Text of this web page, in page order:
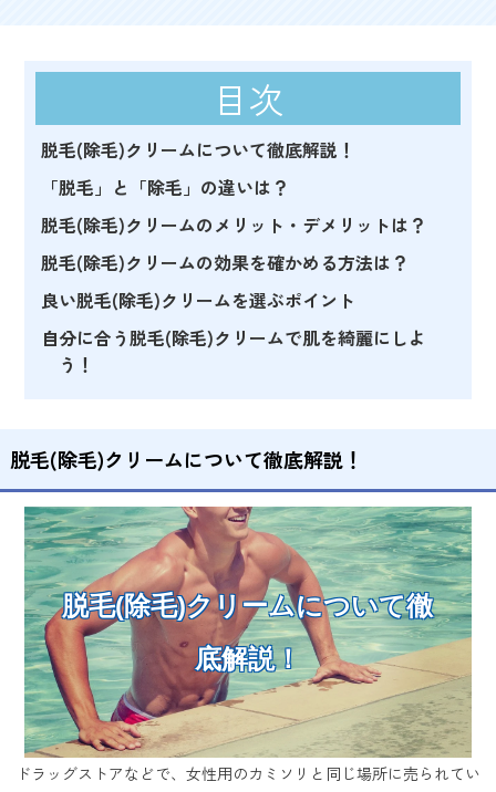
目次
脱毛(除毛)クリームについて徹底解説！
「脱毛」と「除毛」の違いは？
脱毛(除毛)クリームのメリット・デメリットは？
脱毛(除毛)クリームの効果を確かめる方法は？
良い脱毛(除毛)クリームを選ぶポイント
自分に合う脱毛(除毛)クリームで肌を綺麗にしよ
う！
脱毛(除毛)クリームについて徹底解説！
脱毛(除毛)クリームについて徹
底解説！
ドラッグストアなどで、女性用のカミソリと同じ場所に売られてい